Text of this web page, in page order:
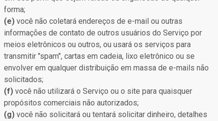
forma;
(e) você não coletará endereços de e-mail ou outras
informações de contato de outros usuários do Serviço por
meios eletrônicos ou outros, ou usará os serviços para
transmitir "spam", cartas em cadeia, lixo eletrônico ou se
envolver em qualquer distribuição em massa de e-mails não
solicitados;
(f) você não utilizará o Serviço ou o site para quaisquer
propósitos comerciais não autorizados;
(g) você não solicitará ou tentará solicitar dinheiro, detalhes